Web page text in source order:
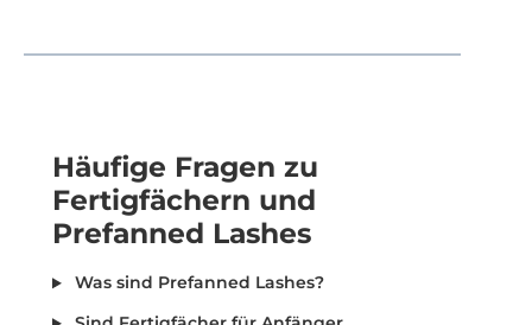
Häufige Fragen zu
Fertigfächern und
Prefanned Lashes
Was sind Prefanned Lashes?